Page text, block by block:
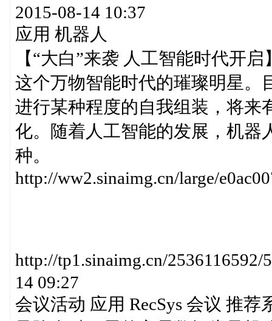
2015-08-14 10:37
应用 机器人
【“大白”来袭 人工智能时代开
这个万物智能时代的璀璨明星。
进行某种程度的自我组装，将来
化。随着人工智能的发展，机器
种。
http://ww2.sinaimg.cn/large/
http://tp1.sinaimg.cn/
14 09:27
会议活动 应用 RecSys 会议 推荐